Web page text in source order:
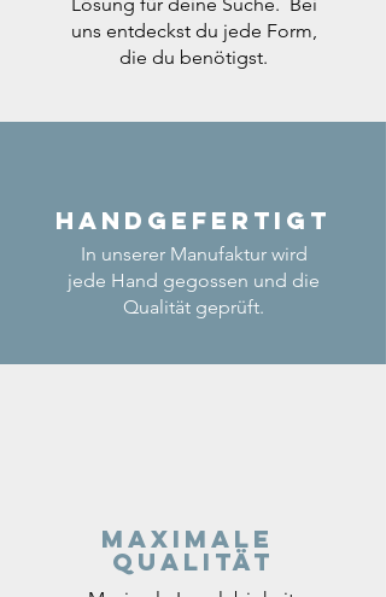
uns entdeckst du jede Form,
die du benötigst.
Handgefertigt
In unserer Manufaktur wird
jede Hand gegossen und die
Qualität geprüft.
Maximale
Qualität